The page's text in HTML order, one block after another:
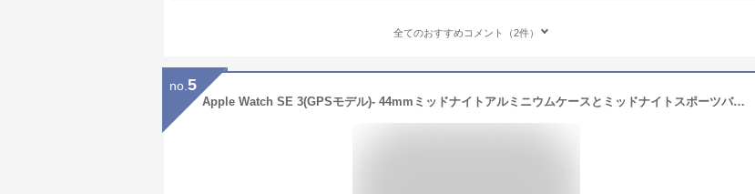
全てのおすすめコメント（2件）
no. 5
Apple Watch SE 3(GPSモデル)- 44mmミッドナイトアルミニウムケースとミッドナイトスポーツバンド - S/M